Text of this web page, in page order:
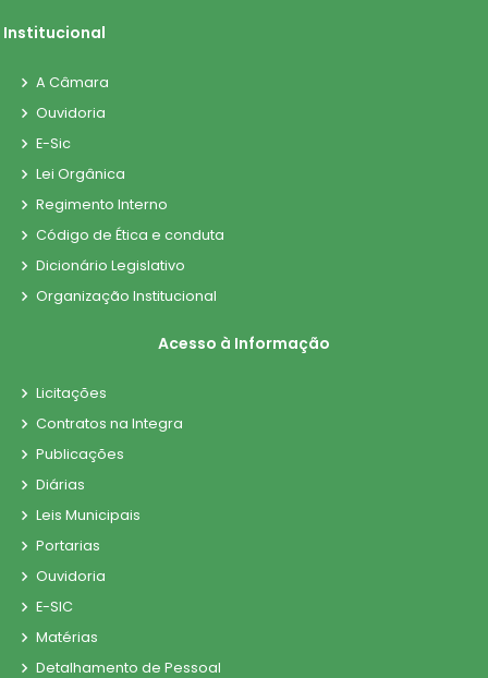
Institucional
A Câmara
Ouvidoria
E-Sic
Lei Orgânica
Regimento Interno
Código de Ética e conduta
Dicionário Legislativo
Organização Institucional
Acesso à Informação
Licitações
Contratos na Integra
Publicações
Diárias
Leis Municipais
Portarias
Ouvidoria
E-SIC
Matérias
Detalhamento de Pessoal